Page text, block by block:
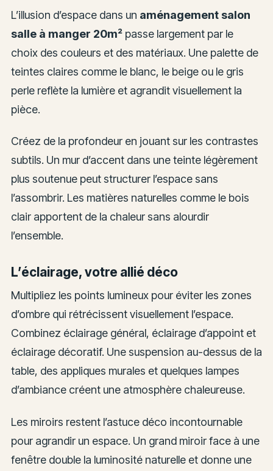
L’illusion d’espace dans un aménagement salon
salle à manger 20m²passe largement par le
choix des couleurs et des matériaux. Une palette de
teintes claires comme le blanc, le beige ou le gris
perle reflète la lumière et agrandit visuellement la
pièce.
Créez de la profondeur en jouant sur les contrastes
subtils. Un mur d’accent dans une teinte légèrement
plus soutenue peut structurer l’espace sans
l’assombrir. Les matières naturelles comme le bois
clair apportent de la chaleur sans alourdir
l’ensemble.
L’éclairage, votre allié déco
Multipliez les points lumineux pour éviter les zones
d’ombre qui rétrécissent visuellement l’espace.
Combinez éclairage général, éclairage d’appoint et
éclairage décoratif. Une suspension au-dessus de la
table, des appliques murales et quelques lampes
d’ambiance créent une atmosphère chaleureuse.
Les miroirs restent l’astuce déco incontournable
pour agrandir un espace. Un grand miroir face à une
fenêtre double la luminosité naturelle et donne une